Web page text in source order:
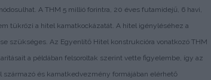
A THM 5 millió forintra, 20 éves futamidejű, 6 havi,
tükrözi a hitel kamatkockázatát. A hitel igényléséhez a
szükséges. Az Egyenlítő Hitel konstrukcióra vonatkozó THM
a példában felsoroltak szerint vette figyelembe, így az
és kamatkedvezmény formájában elérhető